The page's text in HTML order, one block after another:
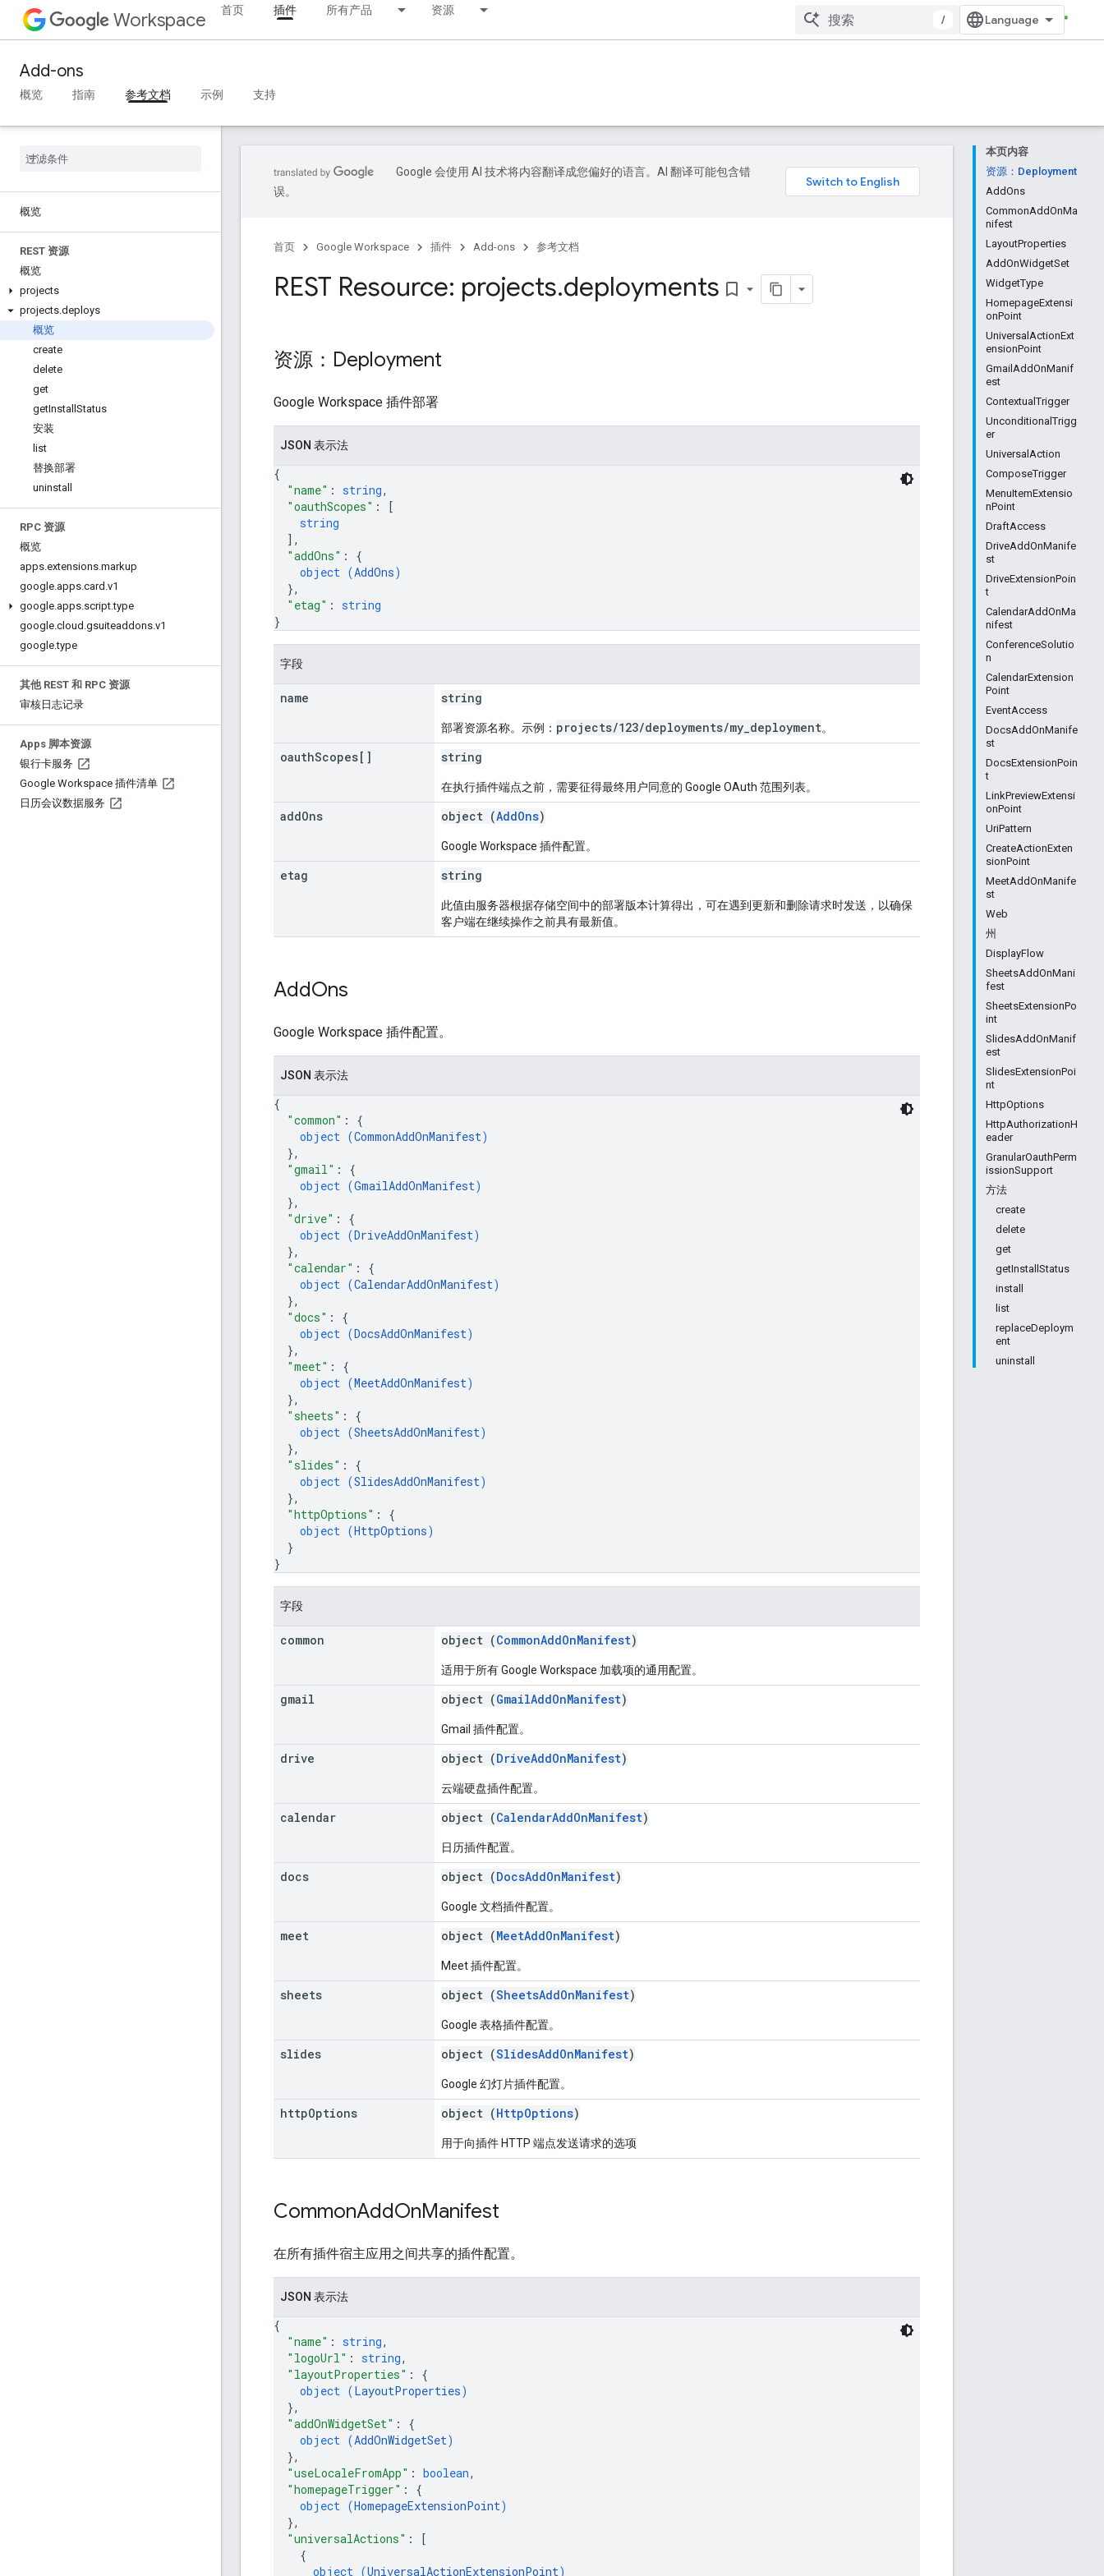
Workspace 首页 插件 所有产品 资源
/
Add-ons
概览 指南 参考文档 示例 支持
概览
REST 资源
概览
projects
projects.deploys
概览
create
delete
get
getInstall Status
安装
list
替换部署
uninstall
RPC 资源
概览
apps.extensions.markup
google.apps.card .v1
google.apps.script.type
google.cloud .gsuiteaddons.v1
google.type
其他 REST 和 RPC 资源
审核日志记录
Apps 脚本资源
银行卡服务
Google Workspace 插件清单
日历会议数据服务
本页内容
资源：Deployment
AddOns
CommonAddOnMa
nifest
LayoutProperties
AddOnWidgetSet
WidgetType
HomepageExtensi
onPoint
UniversalActionExt
ensionPoint
GmailAddOnManif
est
ContextualTrigger
UnconditionalTrigg
er
UniversalAction
ComposeTrigger
MenuItemExtensio
nPoint
DraftAccess
DriveAddOnManife
st
DriveExtensionPoin
t
CalendarAddOnMa
nifest
ConferenceSolutio
n
CalendarExtension
Point
EventAccess
DocsAddOnManife
st
DocsExtensionPoin
t
LinkPreviewExtensi
onPoint
UriPattern
CreateActionExten
sionPoint
MeetAddOnManife
st
Web
州
DisplayFlow
SheetsAddOnMani
fest
SheetsExtensionPo
int
SlidesAddOnManif
est
SlidesExtensionPoi
nt
HttpOptions
HttpAuthorizationH
eader
GranularOauthPerm
issionSupport
方法
create
delete
get
getInstallStatus
install
list
replaceDeploym
ent
uninstall
Google 会使用 AI 技术将内容翻译成您偏好的语言。AI 翻译可能包含错
误。
首页 Google Workspace 插件 Add-ons 参考文档
REST Resource: projects.deployments bookmark_border
资源：Deployment
Google Workspace 插件部署
JSON 表示法
{
"name" : string,
"oauthScopes" :
[
string
] ,
"addOns" : {
object (AddOns)
},
"etag" : string
}
字段
name string
部署资源名称。示例： projects/123/deployments/my_deployment。
oauthScopes[] string
在执行插件端点之前，需要征得最终用户同意的 Google OAuth 范围列表。
addOns object (AddOns)
Google Workspace 插件配置。
etag string
此值由服务器根据存储空间中的部署版本计算得出，可在遇到更新和删除请求时发送，以确保
客户端在继续操作之前具有最新值。
AddOns
Google Workspace 插件配置。
JSON 表示法
{
"common" : {
object (CommonAddOnManifest)
},
"gmail" : {
object (GmailAddOnManifest)
},
"drive" : {
object (DriveAddOnManifest)
},
"calendar" : {
object (CalendarAddOnManifest)
},
"docs" : {
object (DocsAddOnManifest)
},
"meet" : {
object (MeetAddOnManifest)
},
"sheets" : {
object (SheetsAddOnManifest)
},
"slides" : {
object (SlidesAddOnManifest)
},
"httpOptions" : {
object (HttpOptions)
}
}
字段
common object (CommonAddOnManifest)
适用于所有 Google Workspace 加载项的通用配置。
gmail object (GmailAddOnManifest)
Gmail 插件配置。
drive object (DriveAddOnManifest)
云端硬盘插件配置。
calendar object (CalendarAddOnManifest)
日历插件配置。
docs object (DocsAddOnManifest)
Google 文档插件配置。
meet object (MeetAddOnManifest)
Meet 插件配置。
sheets object (SheetsAddOnManifest)
Google 表格插件配置。
slides object (SlidesAddOnManifest)
Google 幻灯片插件配置。
httpOptions object (HttpOptions)
用于向插件 HTTP 端点发送请求的选项
CommonAddOnManifest
在所有插件宿主应用之间共享的插件配置。
JSON 表示法
{
"name" : string,
"logoUrl" : string,
"layoutProperties" : {
object (LayoutProperties)
},
"addOnWidgetSet" : {
object (AddOnWidgetSet)
},
"useLocaleFromApp" : boolean,
"homepageTrigger" : {
object (HomepageExtensionPoint)
},
"universalActions" :
[
{
object (UniversalActionExtensionPoint)